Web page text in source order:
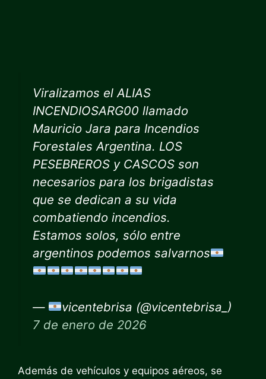
Viralizamos el ALIAS
INCENDIOSARG00 llamado
Mauricio Jara para Incendios
Forestales Argentina. LOS
PESEBREROS y CASCOS son
necesarios para los brigadistas
que se dedican a su vida
combatiendo incendios.
Estamos solos, sólo entre
argentinos podemos salvarnos
—
vicentebrisa (@vicentebrisa_)
7 de enero de 2026
Además de vehículos y equipos aéreos, se